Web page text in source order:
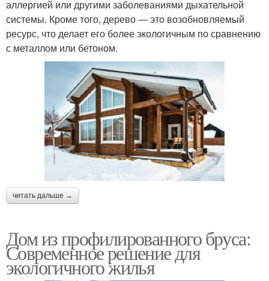
аллергией или другими заболеваниями дыхательной
системы. Кроме того, дерево — это возобновляемый
ресурс, что делает его более экологичным по сравнению
с металлом или бетоном.
читать дальше →
Дом из профилированного бруса:
Современное решение для
экологичного жилья